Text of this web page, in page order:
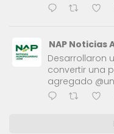
NAP Noticias
Desarrollaron
convertir una
agregado